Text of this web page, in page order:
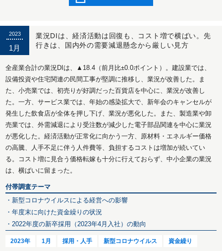
2023
1月
業況DIは、経済活動は回復も、コスト増で横ばい。先
行きは、国内外の需要減退懸念から厳しい見方
全産業合計の業況DIは、▲18.4（前月比±0.0ポイント）。建設業では、
設備投資や住宅関連の民間工事が堅調に推移し、業況が改善した。ま
た、小売業では、初売りが好調だった百貨店を中心に、業況が改善し
た。一方、サービス業では、年始の感染拡大で、新年会のキャンセルが
発生した飲食店が全体を押し下げ、業況が悪化した。また、製造業や卸
売業では、外需減退により受注数が減少した電子部品関連を中心に業況
が悪化した。経済活動が正常化に向かう一方、原材料・エネルギー価格
の高騰、人手不足に伴う人件費等、負担するコストは増加が続いてい
る。コスト増に見合う価格転嫁も十分に行えておらず、中小企業の業況
は、横ばいに留まった。
付帯調査テーマ
・新型コロナウイルスによる経営への影響
・年度末に向けた資金繰りの状況
・2022年度の新卒採用（2023年4月入社）の動向
2023年 1月 採用・人手 新型コロナウイルス 資金繰り